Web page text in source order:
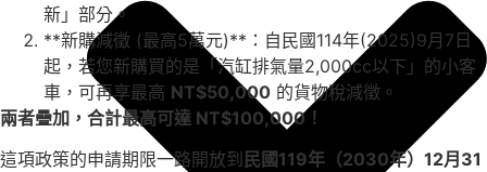
新」部分。
**新購減徵 (最高5萬元)**：自民國114年(2025)9月7日
起，若您新購買的是「汽缸排氣量2,000cc以下」的小客
車，可再享最高 NT$50,000 的貨物稅減徵。
兩者疊加，合計最高可達 NT$100,000！
這項政策的申請期限一路開放到 民國119年（2030年）12月31